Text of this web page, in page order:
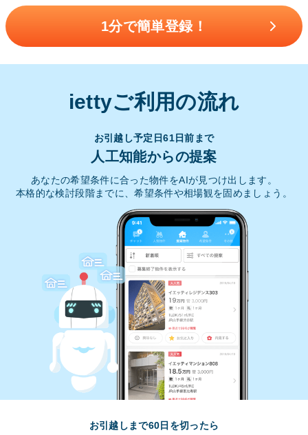
1分で簡単登録！
iettyご利用の流れ
お引越し予定日61日前まで
人工知能からの提案
あなたの希望条件に合った物件をAIが見つけ出します。
本格的な検討段階までに、希望条件や相場観を固めましょう。
お引越しまで60日を切ったら